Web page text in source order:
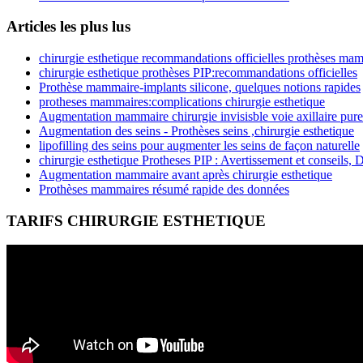
Articles les plus lus
chirurgie esthetique recommandations officielles prothèses
chirurgie esthetique prothèses PIP:recommandations officielles
Prothèse mammaire-implants silicone, quelques notions rapides
protheses mammaires:complications chirurgie esthetique
Augmentation mammaire chirurgie invisisble voie axillaire pure
Augmentation des seins - Prothèses seins ,chirurgie esthetique
lipofilling des seins pour augmenter les seins de façon naturelle
chirurgie esthetique Protheses PIP : Avertissement et
Augmentation mammaire avant après chirurgie esthetique
Prothèses mammaires résumé rapide des données
TARIFS CHIRURGIE ESTHETIQUE